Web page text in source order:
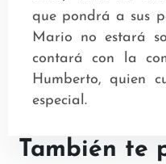
que pondrá a sus
Mario no estará
contará con la
Humberto, quien
especial.
También te